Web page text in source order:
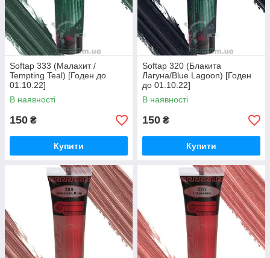
Softap 333 (Малахит /
Tempting Teal) [Годен до
01.10.22]
В наявності
150 ₴
Купити
Softap 320 (Блакита
Лагуна/Blue Lagoon) [Годен
до 01.10.22]
В наявності
150 ₴
Купити